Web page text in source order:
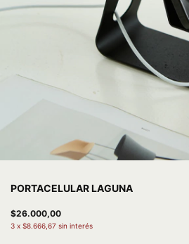
PORTACELULAR LAGUNA
$26.000,00
3 x $8.666,67 sin interés